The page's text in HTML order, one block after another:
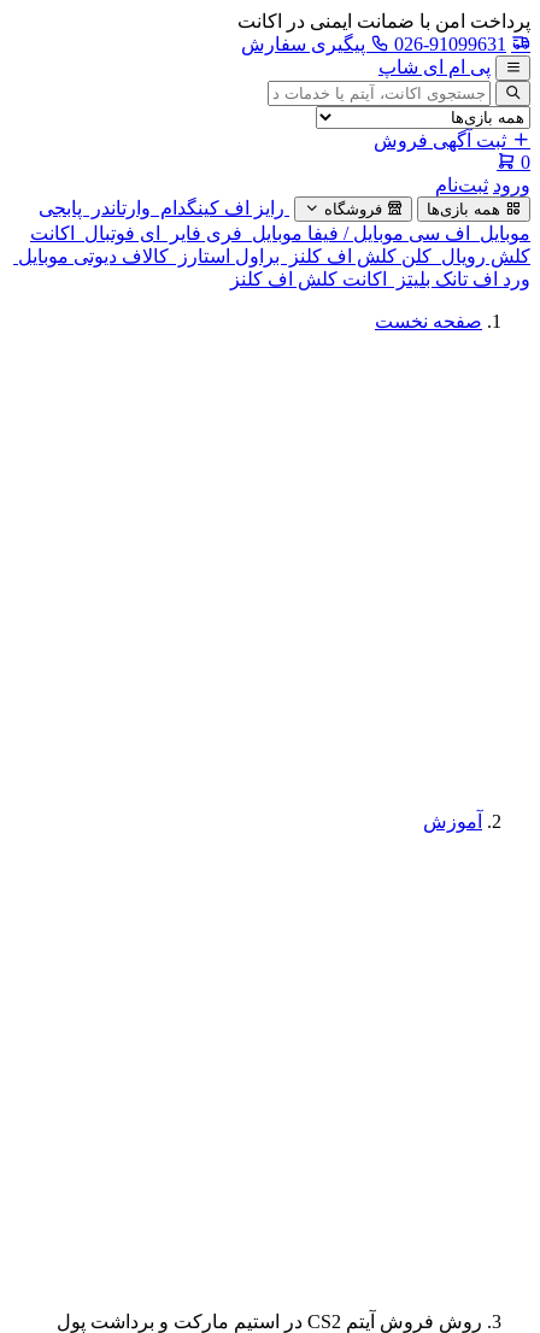
پرداخت امن با ضمانت ایمنی در اکانت
026-91099631
پیگیری سفارش
پی ام ای شاپ
جستجوی
آگهی
ثبت آگهی فروش
0
ورود ثبت‌نام
همه بازی‌ها فروشگاه رایز اف کینگدام وارتاندر
پابجی
موبایل
اف سی موبایل / فیفا موبایل فری فایر ای فوتبال
اکانت
کلش رویال کلن کلش اف کلنز براول استارز
کالاف دیوتی موبایل
ورد اف تانک بلیتز
اکانت کلش اف کلنز
صفحه نخست
آموزش
روش فروش آیتم CS2 در استیم مارکت و برداشت پول